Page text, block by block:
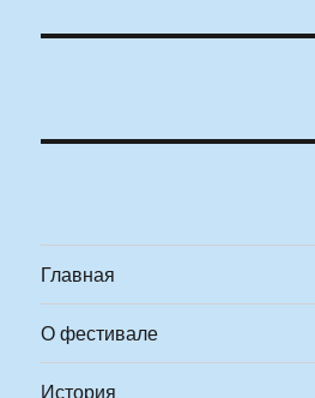
Главная
О фестивале
История